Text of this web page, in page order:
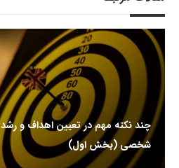
چند نکته مهم در تعیین اهداف و رشد
شخصی (بخش اول)